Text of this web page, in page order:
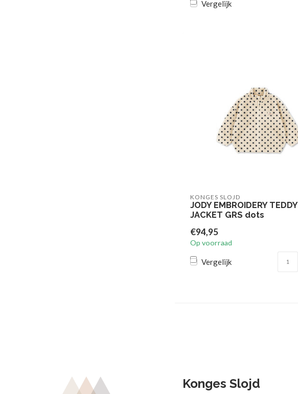
Vergelijk
KONGES SLOJD
JODY EMBROIDERY TEDDY
JACKET GRS dots
€94,95
Op voorraad
Vergelijk
Konges Slojd